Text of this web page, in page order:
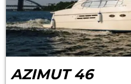
AZIMUT 46